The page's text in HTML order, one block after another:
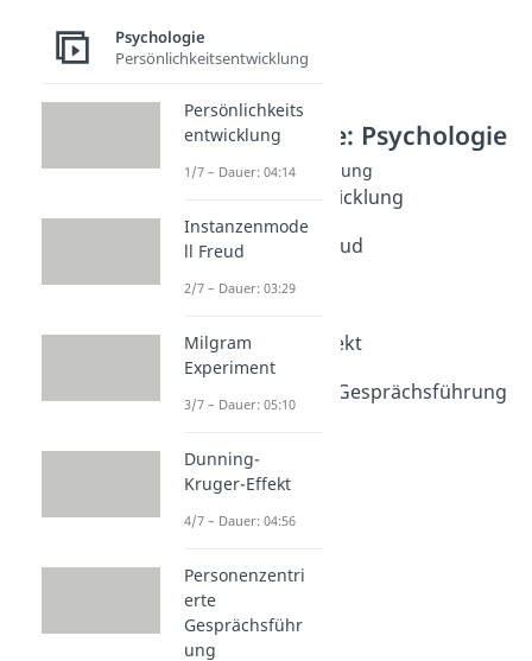
Weitere Inhalte: Psychologie
Persönlichkeitsentwicklung
Persönlichkeitsentwicklung
Dauer: 04:14
Instanzenmodell Freud
Milgram Experiment
Dunning-Kruger-Effekt
Dauer: 04:56
Personenzentrierte Gesprächsführung
Dauer: 05:20
Dauer: 05:33
Ikigai
Dauer: 04:41
Psychologie
Persönlichkeitsentwicklung
Persönlichkeits
entwicklung
1/7 – Dauer: 04:14
Instanzenmode
ll Freud
2/7 – Dauer: 03:29
Milgram
Experiment
3/7 – Dauer: 05:10
Dunning-
Kruger-Effekt
4/7 – Dauer: 04:56
Personenzentri
erte
Gesprächsführ
ung